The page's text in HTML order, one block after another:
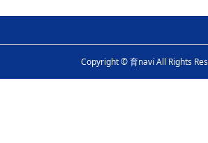
Copyright © 育navi All Rights